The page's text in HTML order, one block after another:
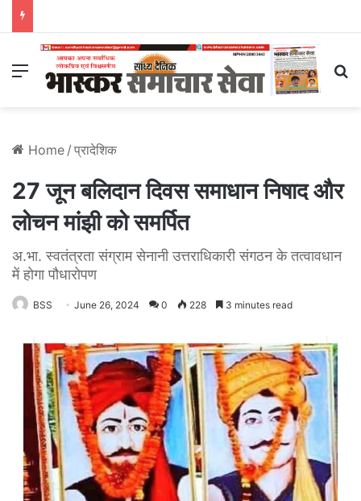
Menu
Home / प्रादेशिक
27 जून बलिदान दिवस समाधान निषाद और
लोचन मांझी को समर्पित
अ.भा. स्वतंत्रता संग्राम सेनानी उत्तराधिकारी संगठन के तत्वावधान
में होगा पौधारोपण
BSS June 26, 2024 0 228 3 minutes read